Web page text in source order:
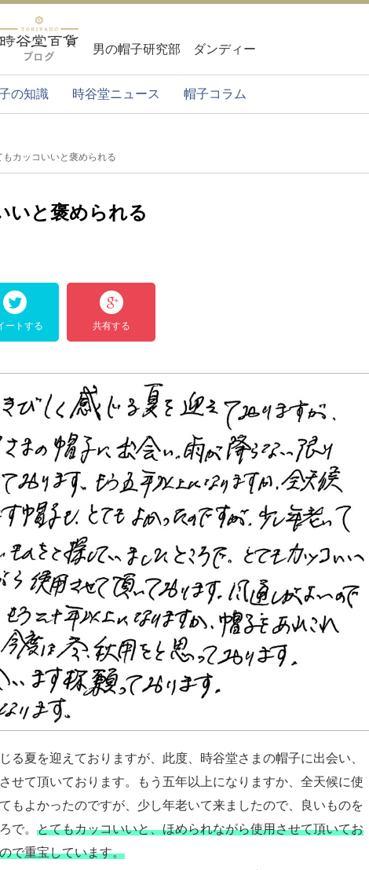
男の帽子研究部 ダンディー
の知識 時谷堂ニュース 帽子コラム
もカッコいいと褒められる
いと褒められる
ートする 共有する
る夏を迎えておりますが、此度、時谷堂さまの帽子に出会い、
せて頂いております。もう五年以上になりますか、全天候に使
もよかったのですが、少し年老いて来ましたので、良いものを
で。 とてもカッコいいと、ほめられながら使用させて頂いてお
で重宝しています。